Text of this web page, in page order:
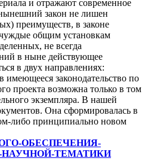
и отражают современное
закон не лишен
преимуществ, в законе
общим установкам
не всегда
в ныне действующее
в двух направлениях:
имеющееся законодательство по
проекта возможна только в том
экземпляра. В нашей
Она сформировалась в
либо принципиально новом
ОБЕСПЕЧЕНИЯ-
НАУЧНОЙ-ТЕМАТИКИ